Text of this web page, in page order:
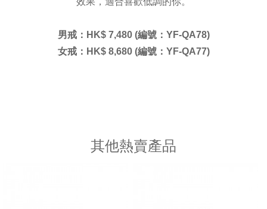
男戒： HK$ 7,480 (編號：YF-QA78)
女戒：HK$ 8,680 (編號：YF-QA77)
其他熱賣產品